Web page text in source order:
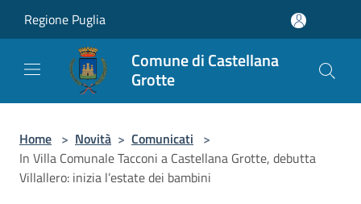
Regione Puglia
Comune di Castellana
Grotte
Home > Novità > Comunicati >
In Villa Comunale Tacconi a Castellana Grotte, debutta
Villallero: inizia l’estate dei bambini